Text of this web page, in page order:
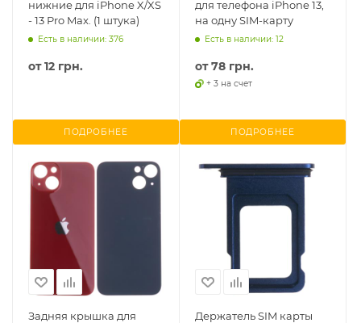
нижние для iPhone X/XS
- 13 Pro Max. (1 штука)
Есть в наличии: 376
от12 грн.
ПОДРОБНЕЕ
для телефона iPhone 13,
на одну SIM-карту
Есть в наличии: 12
от78 грн.
+ 3 на счет
ПОДРОБНЕЕ
Задняя крышка для
Держатель SIM карты